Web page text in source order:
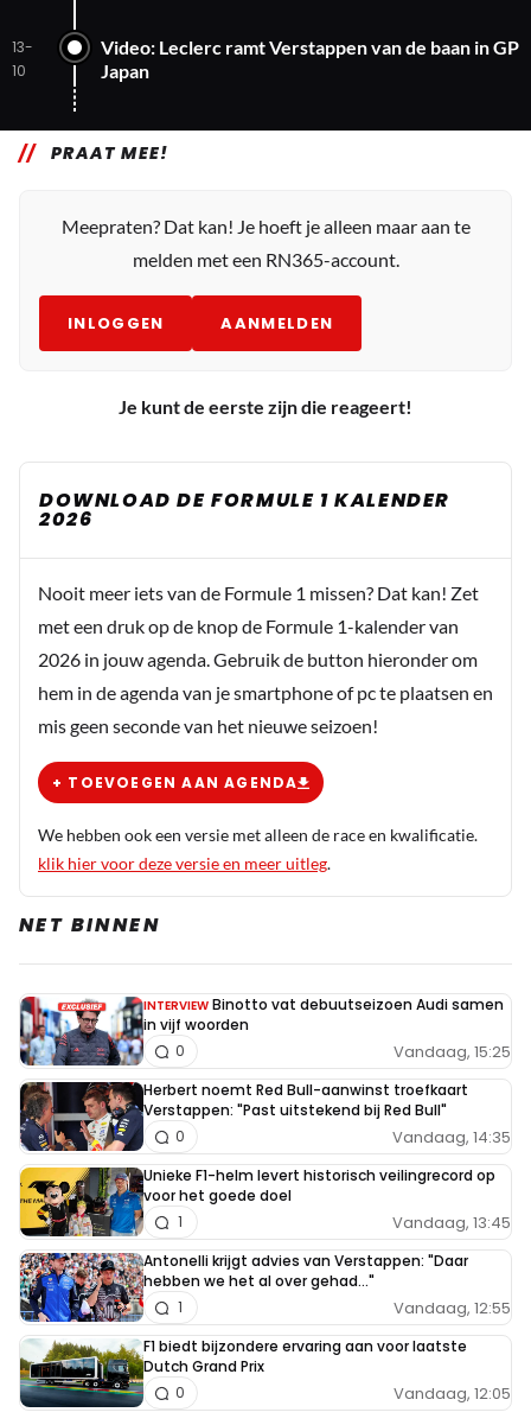
13-
10
Video: Leclerc ramt Verstappen van de baan in GP
Japan
PRAAT MEE!
Meepraten? Dat kan! Je hoeft je alleen maar aan te
melden met een RN365-account.
INLOGGEN AANMELDEN
Je kunt de eerste zijn die reageert!
DOWNLOAD DE FORMULE 1 KALENDER
2026
Nooit meer iets van de Formule 1 missen? Dat kan! Zet
met een druk op de knop de Formule 1-kalender van
2026 in jouw agenda. Gebruik de button hieronder om
hem in de agenda van je smartphone of pc te plaatsen en
mis geen seconde van het nieuwe seizoen!
+ TOEVOEGEN AAN AGENDA
We hebben ook een versie met alleen de race en kwalificatie.
klik hier voor deze versie en meer uitleg.
NET BINNEN
INTERVIEW Binotto vat debuutseizoen Audi samen
in vijf woorden
Vandaag, 15:25
0
Herbert noemt Red Bull-aanwinst troefkaart
Verstappen: "Past uitstekend bij Red Bull"
Vandaag, 14:35
0
Unieke F1-helm levert historisch veilingrecord op
voor het goede doel
Vandaag, 13:45
1
Antonelli krijgt advies van Verstappen: "Daar
hebben we het al over gehad..."
Vandaag, 12:55
1
F1 biedt bijzondere ervaring aan voor laatste
Dutch Grand Prix
Vandaag, 12:05
0